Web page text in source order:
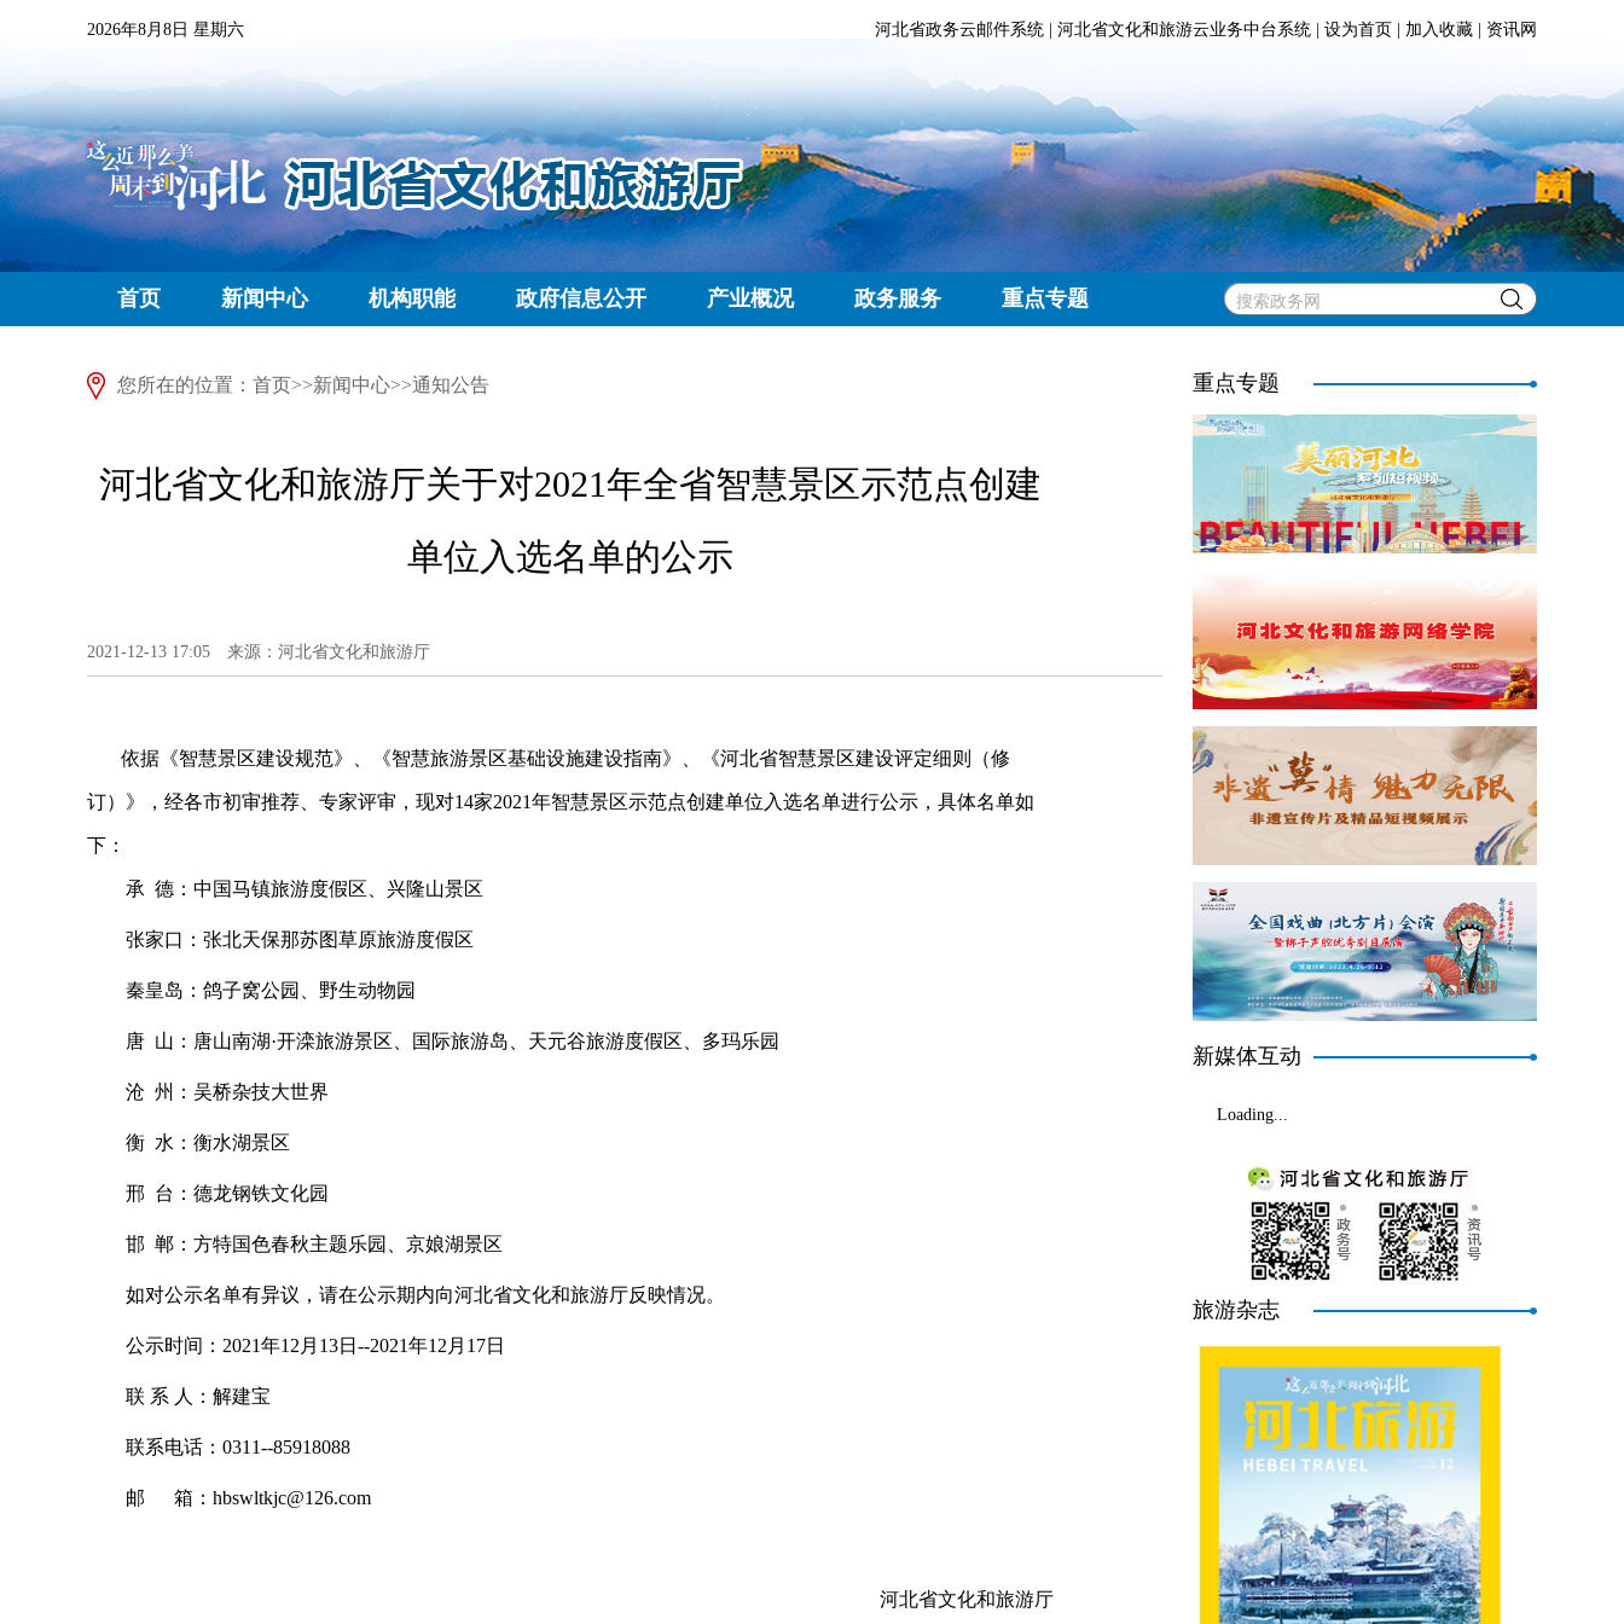
2026年8月8日 星期六 河北省政务云邮件系统 河北省文化和旅游云业务中台系统 设为首页 加入收藏 资讯网
首页 新闻中心 机构职能 政府信息公开 产业概况 政务服务 重点专题
您所在的位置： 首页>>新闻中心>>通知公告
河北省文化和旅游厅关于对2021年全省智慧景区示范点创建
单位入选名单的公示
2021-12-13 17:05 来源：河北省文化和旅游厅
依据《智慧景区建设规范》、《智慧旅游景区基础设施建设指南》、《河北省智慧景区建设评定细则（修
订）》，经各市初审推荐、专家评审，现对14家2021年智慧景区示范点创建单位入选名单进行公示，具体名单如
下：
承 德：中国马镇旅游度假区、兴隆山景区
张家口：张北天保那苏图草原旅游度假区
秦皇岛：鸽子窝公园、野生动物园
唐 山：唐山南湖·开滦旅游景区、国际旅游岛、天元谷旅游度假区、多玛乐园
沧 州：吴桥杂技大世界
衡 水：衡水湖景区
邢 台：德龙钢铁文化园
邯 郸：方特国色春秋主题乐园、京娘湖景区
如对公示名单有异议，请在公示期内向河北省文化和旅游厅反映情况。
公示时间： 2021年12月13日 --2021年12月17日
联 系 人：解建宝
联系电话： 0311--85918088
邮 箱：hbswltkjc@126.com
河北省文化和旅游厅
重点专题
新媒体互动
Loading...
旅游杂志